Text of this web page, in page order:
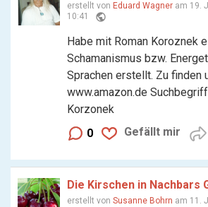
erstellt von Eduard Wagner am 19.
10:41 public
Habe mit Roman Koroznek
Schamanismus bzw.
Sprachen erstellt. Zu finden
www.amazon.de
Korzonek
0
Gefällt mir
Die Kirschen in Nachbars
erstellt von Susanne Bohrn am 11.